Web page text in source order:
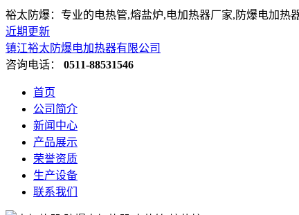
裕太防爆：专业的电热管,熔盐炉,电加热器厂家,防爆电加热
近期更新
镇江裕太防爆电加热器有限公司
咨询电话： 0511-88531546
首页
公司简介
新闻中心
产品展示
荣誉资质
生产设备
联系我们